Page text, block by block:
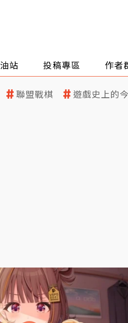
站 投稿專區 作者
聯盟戰棋 遊戲史上的